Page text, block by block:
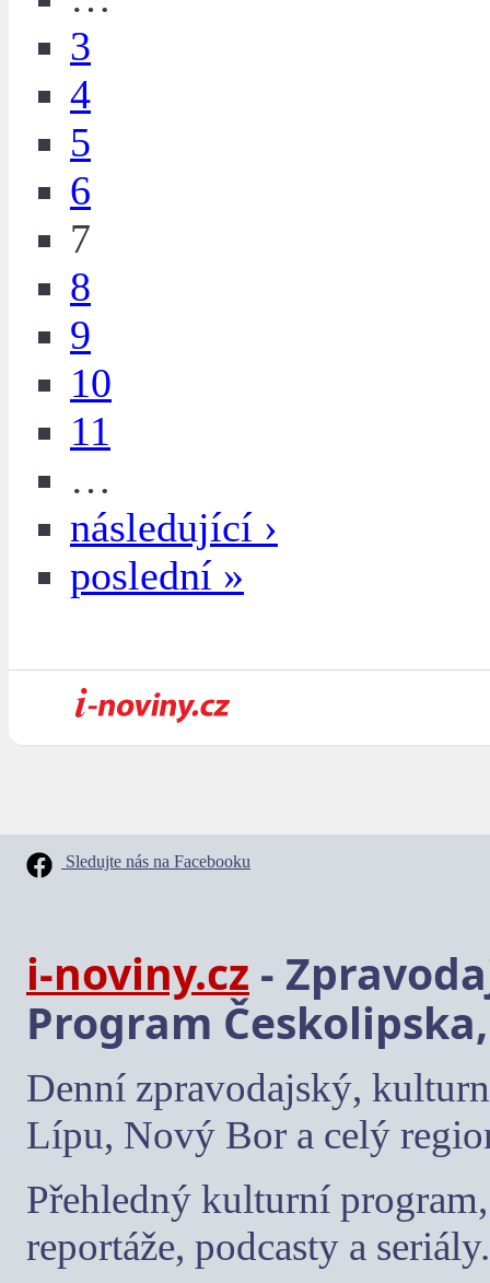
3
4
5
6
7
8
9
10
11
…
následující ›
poslední »
Sledujte nás na Facebooku
i-noviny.cz -
Program
Denní zpravodajský,
Lípu, Nový Bor a celý
Přehledný kulturní
reportáže, podcasty a seriály.